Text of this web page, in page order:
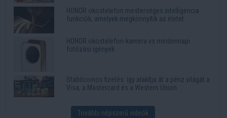
HONOR okostelefon mesterséges intelligencia
funkciók, amelyek megkönnyítik az életet
HONOR okostelefon-kamera vs mindennapi
fotózási igények
Stabilcoinos fizetés: így alakítja át a pénz világát a
Visa, a Mastercard és a Western Union
További népszerű videók